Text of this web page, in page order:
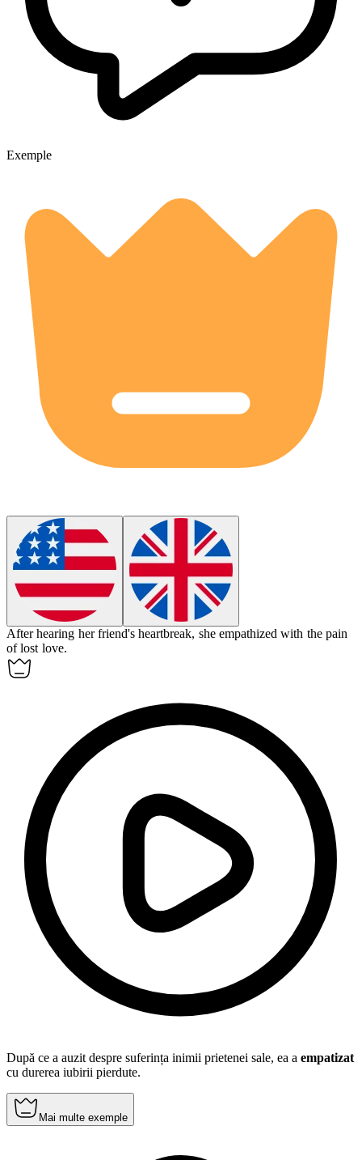
Exemple
After hearing her friend's heartbreak, she empathized with the pain
of lost love.
După ce a auzit despre suferința inimii prietenei sale, ea a empatizat
cu durerea iubirii pierdute.
Mai multe exemple